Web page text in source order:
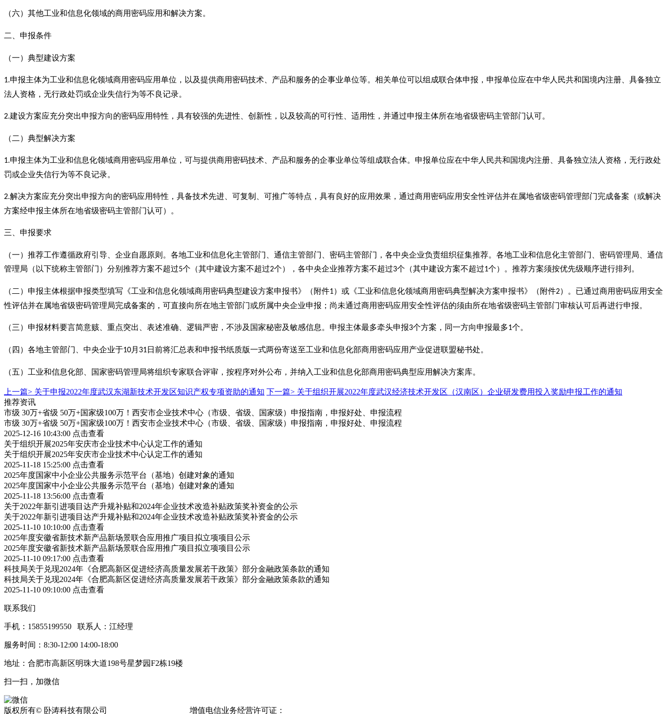
（六）其他工业和信息化领域的商用密码应用和解决方案。
二、申报条件
（一）典型建设方案
1.申报主体为工业和信息化领域商用密码应用单位，以及提供商用密码技术、产品和服务的企事业单位等。相关单位可以组成联合体申报，申报单位应在中华人民共和国境内注册、具备独立
法人资格，无行政处罚或企业失信行为等不良记录。
2.建设方案应充分突出申报方向的密码应用特性，具有较强的先进性、创新性，以及较高的可行性、适用性，并通过申报主体所在地省级密码主管部门认可。
（二）典型解决方案
1.申报主体为工业和信息化领域商用密码应用单位，可与提供商用密码技术、产品和服务的企事业单位等组成联合体。申报单位应在中华人民共和国境内注册、具备独立法人资格，无行政处
罚或企业失信行为等不良记录。
2.解决方案应充分突出申报方向的密码应用特性，具备技术先进、可复制、可推广等特点，具有良好的应用效果，通过商用密码应用安全性评估并在属地省级密码管理部门完成备案（或解决
方案经申报主体所在地省级密码主管部门认可）。
三、申报要求
（一）推荐工作遵循政府引导、企业自愿原则。各地工业和信息化主管部门、通信主管部门、密码主管部门，各中央企业负责组织征集推荐。各地工业和信息化主管部门、密码管理局、通信
管理局（以下统称主管部门）分别推荐方案不超过5个（其中建设方案不超过2个），各中央企业推荐方案不超过3个（其中建设方案不超过1个）。推荐方案须按优先级顺序进行排列。
（二）申报主体根据申报类型填写《工业和信息化领域商用密码典型建设方案申报书》（附件1）或《工业和信息化领域商用密码典型解决方案申报书》（附件2）。已通过商用密码应用安全
性评估并在属地省级密码管理局完成备案的，可直接向所在地主管部门或所属中央企业申报；尚未通过商用密码应用安全性评估的须由所在地省级密码主管部门审核认可后再进行申报。
（三）申报材料要言简意赅、重点突出、表述准确、逻辑严密，不涉及国家秘密及敏感信息。申报主体最多牵头申报3个方案，同一方向申报最多1个。
（四）各地主管部门、中央企业于10月 31日前将汇总表和申报书纸质版一式两份寄送至工业和信息化部商用密码应用产业促进联盟秘书处。
（五）工业和信息化部、国家密码管理局将组织专家联合评审，按程序对外公布，并纳入工业和信息化部商用密码典型应用解决方案库。
上一篇> 关于申报2022年度武汉东湖新技术开发区知识产权专项资助的通知 下一篇> 关于组织开展2022年度武汉经济技术开发区（汉南区）企业研发费用投入奖励申报工作的通知
推荐资讯
市级 30万+省级 50万+国家级100万！西安市企业技术中心（市级、省级、国家级）申报指南，申报好处、申报流程
市级 30万+省级 50万+国家级100万！西安市企业技术中心（市级、省级、国家级）申报指南，申报好处、申报流程
2025-12-16 10:43:00 点击查看
关于组织开展2025年安庆市企业技术中心认定工作的通知
关于组织开展2025年安庆市企业技术中心认定工作的通知
2025-11-18 15:25:00 点击查看
2025年度国家中小企业公共服务示范平台（基地）创建对象的通知
2025年度国家中小企业公共服务示范平台（基地）创建对象的通知
2025-11-18 13:56:00 点击查看
关于2022年新引进项目达产升规补贴和2024年企业技术改造补贴政策奖补资金的公示
关于2022年新引进项目达产升规补贴和2024年企业技术改造补贴政策奖补资金的公示
2025-11-10 10:10:00 点击查看
2025年度安徽省新技术新产品新场景联合应用推广项目拟立项项目公示
2025年度安徽省新技术新产品新场景联合应用推广项目拟立项项目公示
2025-11-10 09:17:00 点击查看
科技局关于兑现2024年《合肥高新区促进经济高质量发展若干政策》部分金融政策条款的通知
科技局关于兑现2024年《合肥高新区促进经济高质量发展若干政策》部分金融政策条款的通知
2025-11-10 09:10:00 点击查看
联系我们
手机：15855199550 联系人：江经理
服务时间：8:30-12:00 14:00-18:00
地址：合肥市高新区明珠大道198号星梦园F2栋19楼
扫一扫，加微信
版权所有© 卧涛科技有限公司 增值电信业务经营许可证：